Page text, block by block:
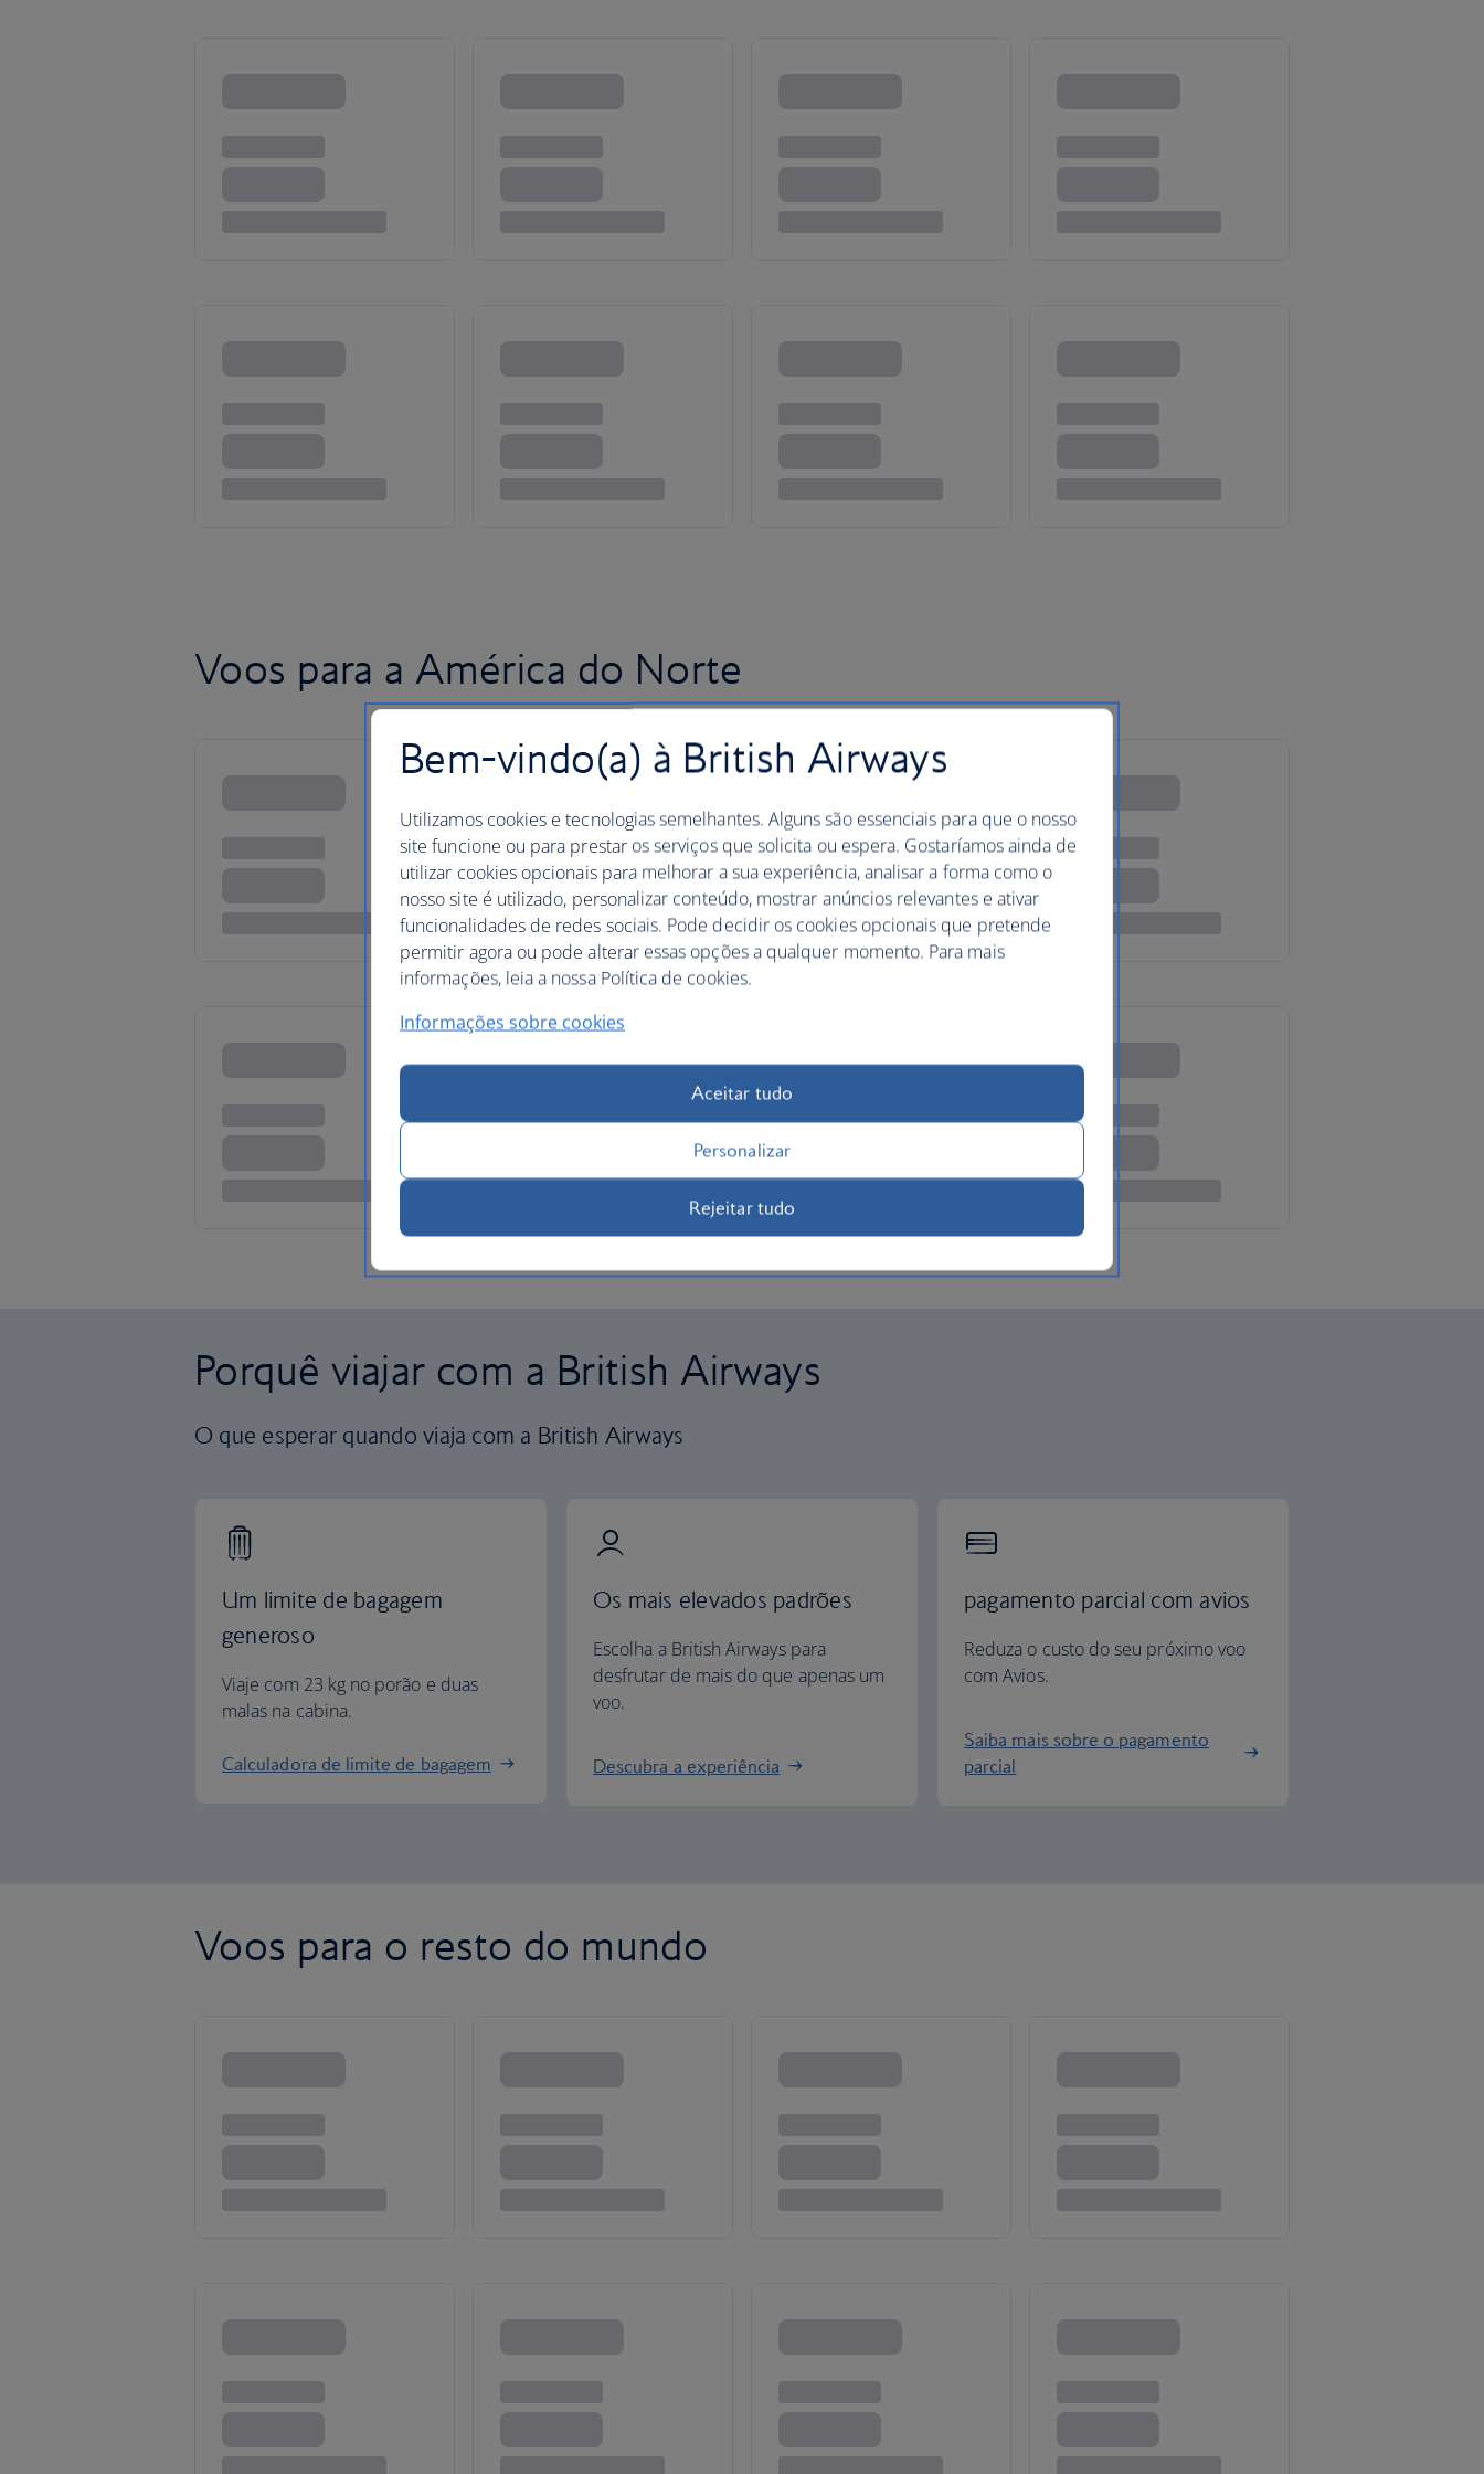
Voos para a América do Norte
Porquê viajar com a British Airways
O que esperar quando viaja com a British Airways
Um limite de bagagem
generoso
Viaje com 23 kg no porão e duas
malas na cabina.
Calculadora de limite de bagagem
Os mais elevados padrões
Escolha a British Airways para
desfrutar de mais do que apenas um
voo.
Descubra a experiência
pagamento parcial com avios
Reduza o custo do seu próximo voo
com Avios.
Saiba mais sobre o pagamento
parcial
Voos para o resto do mundo
Bem-vindo(a) à British Airways
Utilizamos cookies e tecnologias semelhantes. Alguns são essenciais para que o nosso
site funcione ou para prestar os serviços que solicita ou espera. Gostaríamos ainda de
utilizar cookies opcionais para melhorar a sua experiência, analisar a forma como o
nosso site é utilizado, personalizar conteúdo, mostrar anúncios relevantes e ativar
funcionalidades de redes sociais. Pode decidir os cookies opcionais que pretende
permitir agora ou pode alterar essas opções a qualquer momento. Para mais
informações, leia a nossa Política de cookies.
Informações sobre cookies
Aceitar tudo
Personalizar
Rejeitar tudo